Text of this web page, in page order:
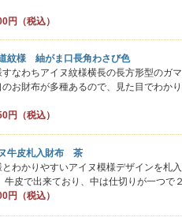
円（税込）
紋様 紬がま口長角わさび色
なわちアイヌ紋様横長の長方形型のガ
お財布が多種あるので、見た目でわか
円（税込）
牛皮札入財布 茶
とわかりやすいアイヌ模様デザインを札
牛皮で出来ており、中は仕切りが一つで
円（税込）